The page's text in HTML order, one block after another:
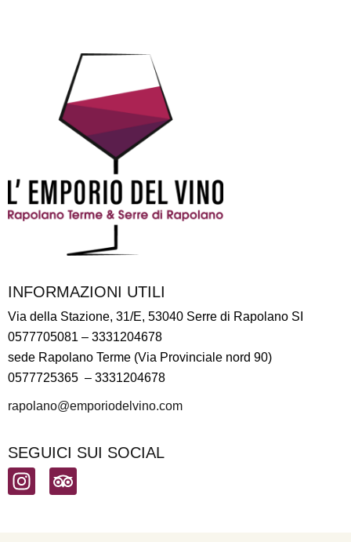
INFORMAZIONI UTILI
Via della Stazione, 31/E, 53040 Serre di Rapolano SI
0577705081 – 3331204678
sede Rapolano Terme (Via Provinciale nord 90)
0577725365 – 3331204678
rapolano@emporiodelvino.com
SEGUICI SUI SOCIAL